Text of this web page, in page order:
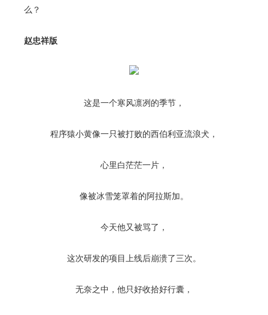
么？
赵忠祥版
这是一个寒风凛冽的季节，
程序猿小黄像一只被打败的西伯利亚流浪犬，
心里白茫茫一片，
像被冰雪笼罩着的阿拉斯加。
今天他又被骂了，
这次研发的项目上线后崩溃了三次。
无奈之中，他只好收拾好行囊，